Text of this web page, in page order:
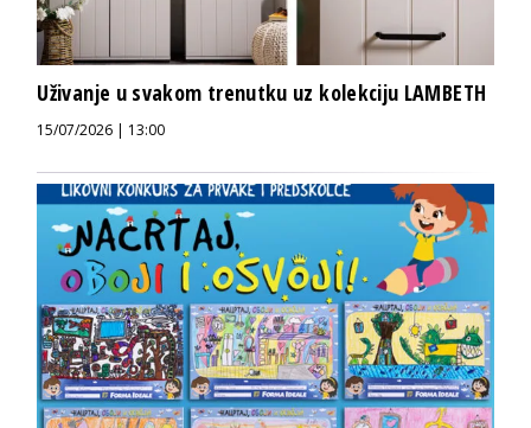
Uživanje u svakom trenutku uz kolekciju LAMBETH
15/07/2026 | 13:00